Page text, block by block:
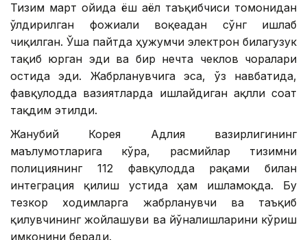
Тизим март ойида ёш аёл таъқибчиси томонидан
ўлдирилган фожиали воқеадан сўнг ишлаб
чиқилган. Ўша пайтда ҳужумчи электрон билагузук
тақиб юрган эди ва бир нечта чеклов чоралари
остида эди. Жабрланувчига эса, ўз навбатида,
фавқулодда вазиятларда ишлайдиган ақлли соат
тақдим этилди.
Жанубий Корея Адлия вазирлигининг
маълумотларига кўра, расмийлар тизимни
полициянинг 112 фавқулодда рақами билан
интеграция қилиш устида ҳам ишламоқда. Бу
тезкор ходимларга жабрланувчи ва таъқиб
қилувчининг жойлашуви ва йўналишларини кўриш
имконини беради.